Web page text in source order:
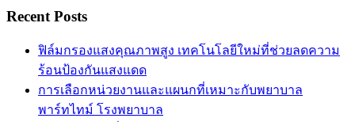
Recent Posts
ฟิล์มกรองแสงคุณภาพสูง เทคโนโลยีใหม่ที่ช่วยลดความ
ร้อนป้องกันแสงแดด
การเลือกหน่วยงานและแผนกที่เหมาะกับพยาบาล
พาร์ทไทม์ โรงพยาบาล